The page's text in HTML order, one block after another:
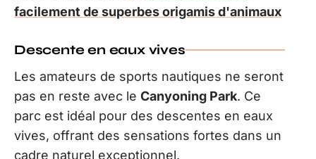
facilement de superbes origamis d'animaux
Descente en eaux vives
Les amateurs de sports nautiques ne seront
pas en reste avec le Canyoning Park. Ce
parc est idéal pour des descentes en eaux
vives, offrant des sensations fortes dans un
cadre naturel exceptionnel.